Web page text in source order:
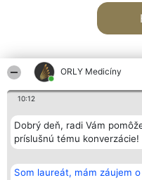
ORLY Medicíny
10:12
Dobrý deň, radi Vám
príslušnú tému konverzácie!
Som laureát, mám záujem
Organizátor hodnotenia
Bright Side Solutions sp. z o.
o. sp. k.
Wrocław 50-079
KRS 0000749100 | Regon